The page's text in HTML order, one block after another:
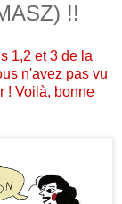
!!
1,2 et 3 de la
n'avez pas vu
! Voilà, bonne